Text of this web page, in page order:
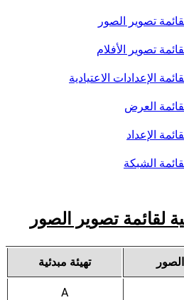
تصوير الصور
تصوير الأفلام
الإعدادات الاعتيادية
العرض
الإعداد
الشبكة
لقائمة تصوير الصور
تهيئة مبدئية
A